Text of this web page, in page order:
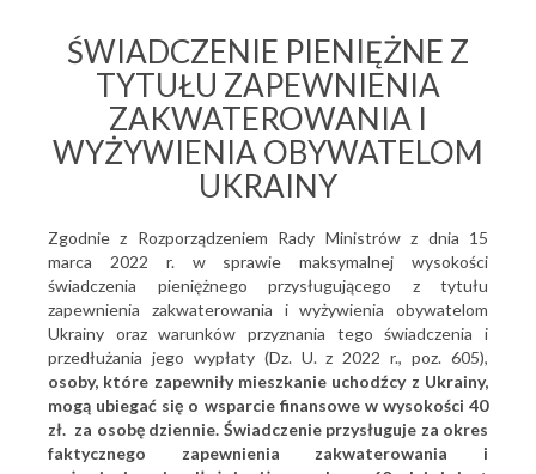
ŚWIADCZENIE PIENIĘŻNE Z
TYTUŁU ZAPEWNIENIA
ZAKWATEROWANIA I
WYŻYWIENIA OBYWATELOM
UKRAINY
Zgodnie z Rozporządzeniem Rady Ministrów z dnia 15
marca 2022 r. w sprawie maksymalnej wysokości
świadczenia pieniężnego przysługującego z tytułu
zapewnienia zakwaterowania i wyżywienia obywatelom
Ukrainy oraz warunków przyznania tego świadczenia i
przedłużania jego wypłaty (Dz. U. z 2022 r., poz. 605),
osoby, które zapewniły mieszkanie uchodźcy z Ukrainy,
mogą ubiegać się o wsparcie finansowe w wysokości 40
zł. za osobę dziennie. Świadczenie przysługuje za okres
faktycznego zapewnienia zakwaterowania i